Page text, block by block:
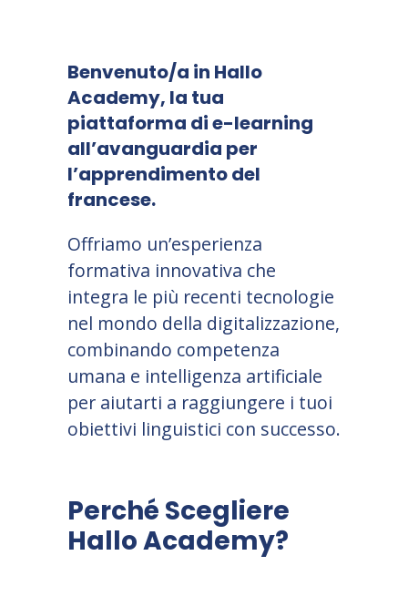
Benvenuto/a in Hallo
Academy, la tua
piattaforma di e-learning
all’avanguardia per
l’apprendimento del
francese.
Offriamo un’esperienza
formativa innovativa che
integra le più recenti tecnologie
nel mondo della digitalizzazione,
combinando competenza
umana e intelligenza artificiale
per aiutarti a raggiungere i tuoi
obiettivi linguistici con successo.
Perché Scegliere
Hallo Academy?